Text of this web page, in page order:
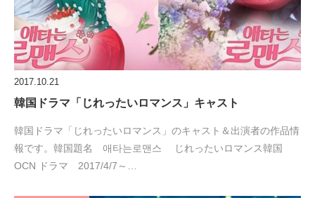
2017.10.21
韓国ドラマ「じれったいロマンス」キャスト
韓国ドラマ「じれったいロマンス」のキャスト＆出演者の作品情
報です。韓国題名 애타는로맨스 じれったいロマンス韓国
OCN ドラマ 2017/4/7～…